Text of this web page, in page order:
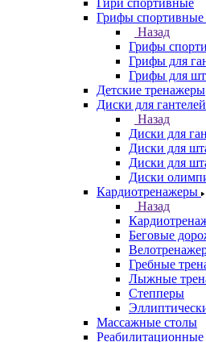
Гири спортивные
Грифы спортивные
Назад
Грифы
Грифы для
Грифы для
Детские тренажеры
Диски для
Назад
Диски для
Диски для
Диски для
Диски
Кардиотренажеры
Назад
Беговые
Гребные
Лыжные
Степперы
Массажные столы